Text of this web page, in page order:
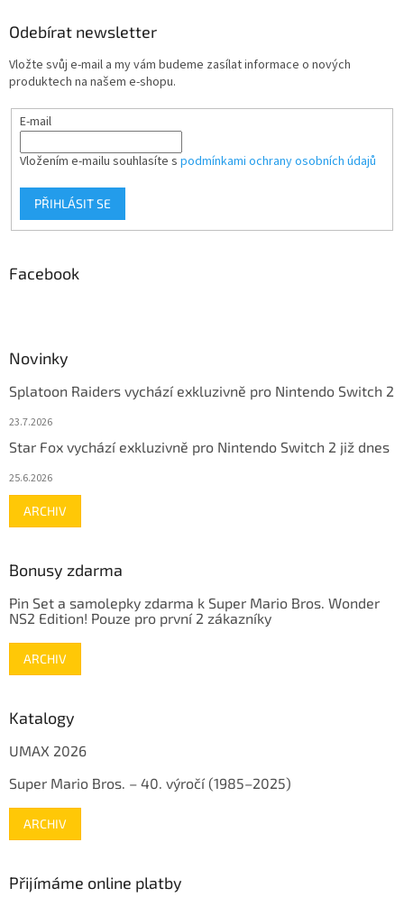
Odebírat newsletter
Vložte svůj e-mail a my vám budeme zasílat informace o nových
produktech na našem e-shopu.
E-mail
Vložením e-mailu souhlasíte s podmínkami ochrany osobních údajů
PŘIHLÁSIT SE
Facebook
Novinky
Splatoon Raiders vychází exkluzivně pro Nintendo Switch 2
23.7.2026
Star Fox vychází exkluzivně pro Nintendo Switch 2 již dnes
25.6.2026
ARCHIV
Bonusy zdarma
Pin Set a samolepky zdarma k Super Mario Bros. Wonder
NS2 Edition! Pouze pro první 2 zákazníky
ARCHIV
Katalogy
UMAX 2026
Super Mario Bros. – 40. výročí (1985–2025)
ARCHIV
Přijímáme online platby